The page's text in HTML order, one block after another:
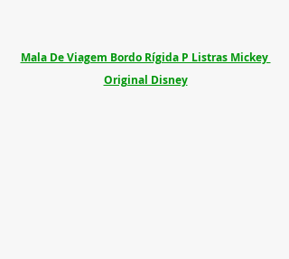
Mala De Viagem Bordo Rígida P Listras Mickey
Original Disney